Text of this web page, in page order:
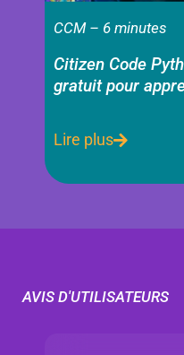
CCM – 6 minutes
Citizen Code
gratuit pour
Lire plus
AVIS D'UTILISATEURS